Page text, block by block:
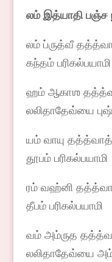
லம் இத்யாதி பஞ்ச
லம் ப்ருத்வீ
கந்தம் பரிகல்பயாமி
ஹம் ஆகாஶ
லலிதாதேவ்யை
யம் வாயு
தூபம் பரிகல்பயாமி
ரம் வஹ்னி
தீபம் பரிகல்பயாமி
வம் அம்ருத
லலிதாதேவ்யை